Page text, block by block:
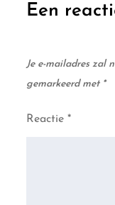
Een
Je e-mailadres zal
gemarkeerd met *
Reactie*